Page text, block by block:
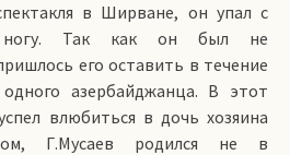
в Ширване, он упал с
ногу. Так как он был не
его оставить в течение
азербайджанца. В этот
влюбиться в дочь хозяина
Г.Мусаев родился не в